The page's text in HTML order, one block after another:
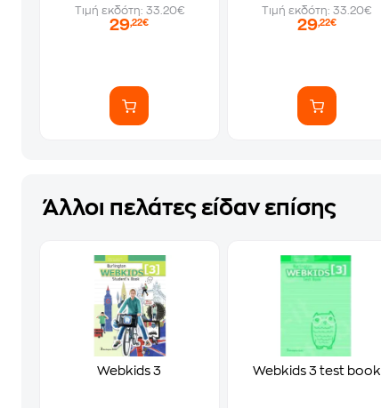
Τιμή εκδότη: 33.20€
29,22€
Τιμή εκδότη: 33.20€
29,22€
Άλλοι πελάτες είδαν επίσης
Webkids 3 Webkids 3 test book